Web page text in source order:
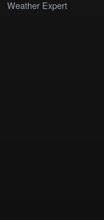
Weather Expert